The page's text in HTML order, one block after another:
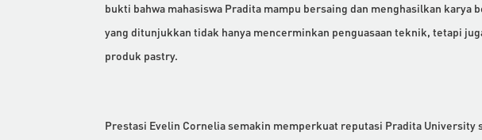
bukti bahwa mahasiswa Pradita mampu bersaing dan menghasilkan
yang ditunjukkan tidak hanya mencerminkan penguasaan teknik, tetapi
produk pastry.
Prestasi Evelin Cornelia semakin memperkuat reputasi Pradita University